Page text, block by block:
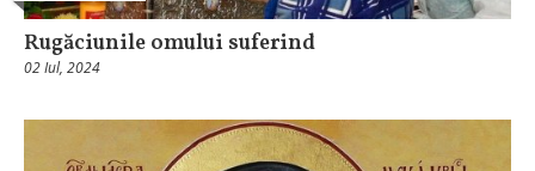
Rugăciunile omului suferind
02 Iul, 2024